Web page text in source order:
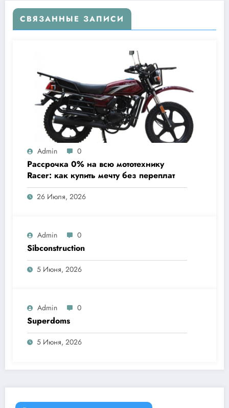
СВЯЗАННЫЕ ЗАПИСИ
Admin 0
Рассрочка 0% на всю мототехнику
Racer: как купить мечту без переплат
26 Июля, 2026
Admin 0
Sibconstruction
5 Июня, 2026
Admin 0
Superdoms
5 Июня, 2026